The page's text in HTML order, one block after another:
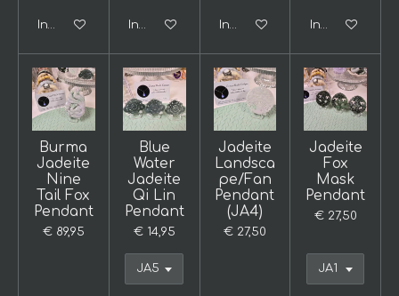
In winkelwagenIn winkelwagenIn winkelwagen In
Burma
Jadeite
Nine
Tail Fox
Pendant
€ 89,95
Blue
Water
Jadeite
Qi Lin
Pendant
€ 14,95
Jadeite
Landsca
pe/Fan
Pendant
(JA4)
€ 27,50
Jadeite
Fox
Mask
Pendant
€ 27,50